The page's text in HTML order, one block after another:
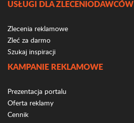
USŁUGI DLA ZLECENIODAWCÓW
Zlecenia reklamowe
Zleć za darmo
Szukaj inspiracji
KAMPANIE REKLAMOWE
Prezentacja portalu
Oferta reklamy
Cennik